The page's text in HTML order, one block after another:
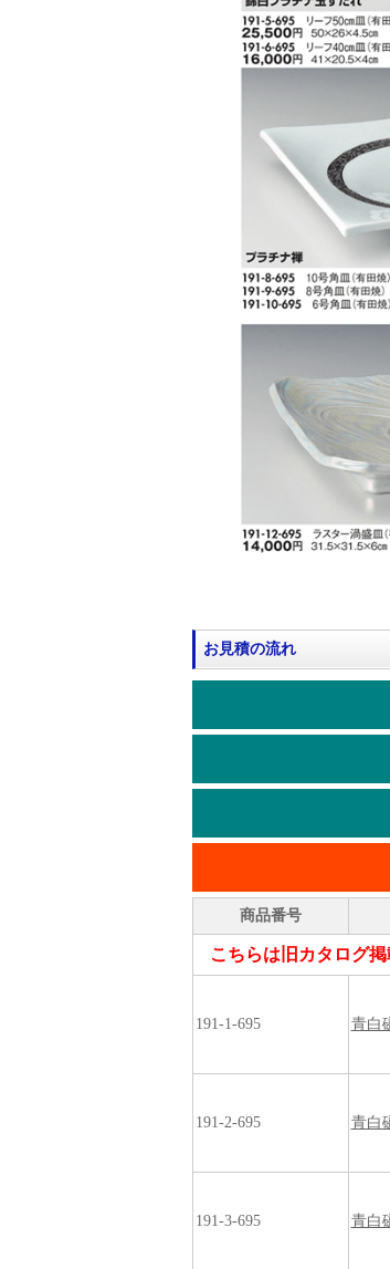
お見積の流れ
商品番号
こちらは旧カタログ
191-1-695 青白
191-2-695 青白
191-3-695 青白